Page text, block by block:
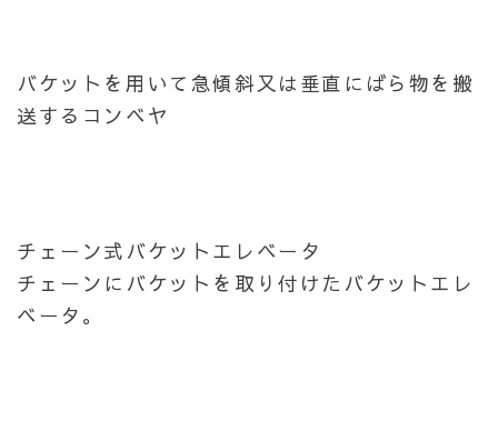
バケットを用いて急傾斜又は垂直にばら物を搬
送するコンベヤ
チェーン式バケットエレベータ
チェーンにバケットを取り付けたバケットエレ
ベータ。